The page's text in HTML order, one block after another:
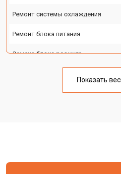
Ремонт системы охлаждения
Ремонт блока питания
Замена блока розжига
Показать